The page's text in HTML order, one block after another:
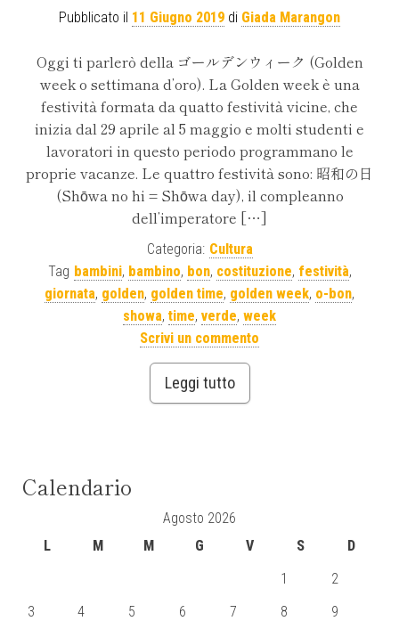
Pubblicato il 11 Giugno 2019 di Giada Marangon
Oggi ti parlerò della ゴールデンウィーク (Golden
week o settimana d’oro). La Golden week è una
festività formata da quatto festività vicine, che
inizia dal 29 aprile al 5 maggio e molti studenti e
lavoratori in questo periodo programmano le
proprie vacanze. Le quattro festività sono: 昭和の日
(Shōwa no hi = Shōwa day), il compleanno
dell’imperatore […]
Categoria: Cultura
Tag bambini, bambino, bon, costituzione, festività,
giornata, golden, golden time, golden week, o-bon,
showa, time, verde, week
Scrivi un commento
Leggi tutto
Calendario
Agosto 2026
L
M M G V S
D
1
2
3
4 5 6 7 8
9